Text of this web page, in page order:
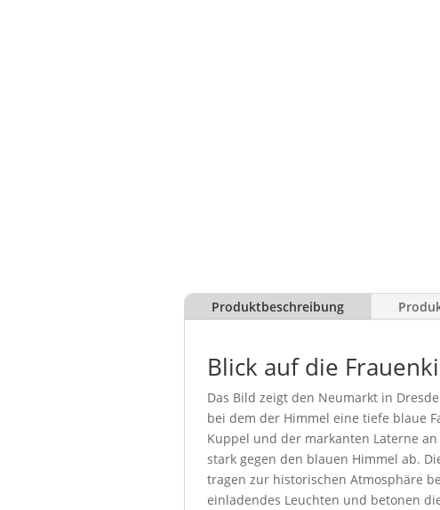
Produktbeschreibung
Blick auf die
Das Bild zeigt den Neumarkt in
bei dem der Himmel eine tiefe blaue
Kuppel und der markanten Laterne
stark gegen den blauen Himmel ab.
tragen zur historischen Atmosphäre
einladendes Leuchten und betonen